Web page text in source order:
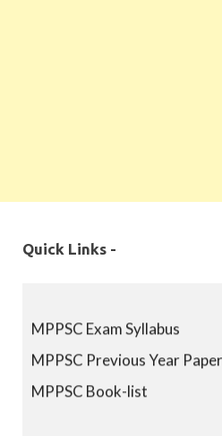
Quick Links -
MPPSC Previous Year Papers
MPPSC Book-list